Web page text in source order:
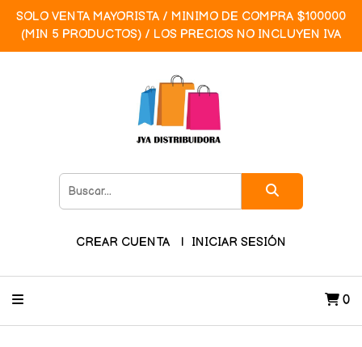
SOLO VENTA MAYORISTA / MINIMO DE COMPRA $100000
(MIN 5 PRODUCTOS) / LOS PRECIOS NO INCLUYEN IVA
CREAR CUENTA INICIAR SESIÓN
0